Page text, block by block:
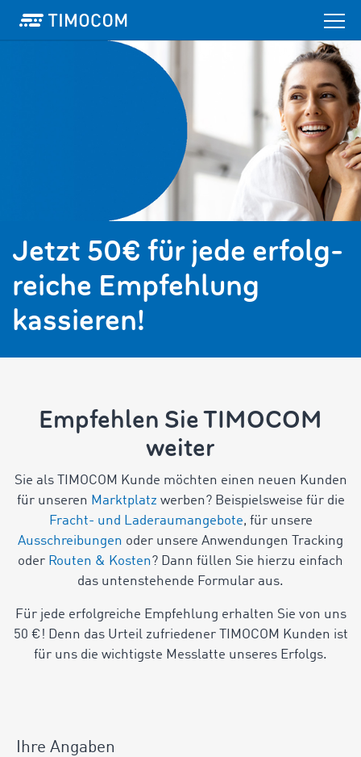
Jetzt 50€ für jede erfolg­
reiche Empfehlung
kassieren!
Empfehlen Sie TIMOCOM
weiter
Sie als TIMOCOM Kunde möchten einen neuen Kunden
für unseren Marktplatz werben? Beispielsweise für die
Fracht- und Laderaumangebote, für unsere
Ausschreibungen oder unsere Anwendungen Tracking
oder Routen & Kosten? Dann füllen Sie hierzu einfach
das untenstehende Formular aus.
Für jede erfolgreiche Empfehlung erhalten Sie von uns
50 €! Denn das Urteil zufriedener TIMOCOM Kunden ist
für uns die wichtigste Messlatte unseres Erfolgs.
Ihre Angaben